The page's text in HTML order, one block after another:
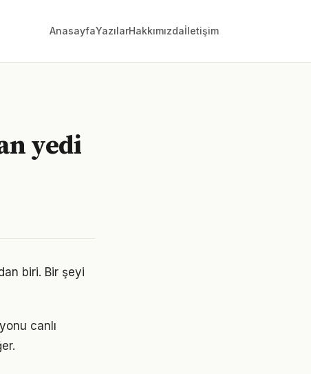
AnasayfaYazılarHakkımızdaİletişim
yedi
biri. Bir şeyi
canlı